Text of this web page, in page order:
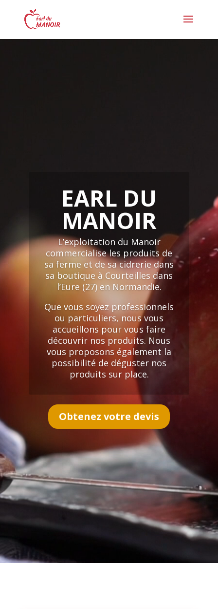
EARL DU
MANOIR
L’exploitation du Manoir
commercialise les produits de
sa ferme et de sa cidrerie dans
sa boutique à Courteilles dans
l’Eure (27) en Normandie.
Que vous soyez professionnels
ou particuliers, nous vous
accueillons pour vous faire
découvrir nos produits. Nous
vous proposons également la
possibilité de déguster nos
produits sur place.
Obtenez votre devis